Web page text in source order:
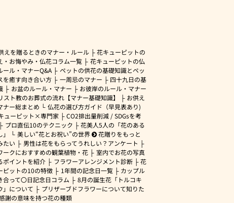
えを贈るときのマナー・ルール
花キューピットの
・お悔やみ・仏花コラム一覧
花キューピットの仏
ール・マナーQ&A
ペットの供花の基礎知識とペッ
を癒す向き合い方
一周忌のマナー
四十九日の基
お盆のルール・マナー
お彼岸のルール・マナー
スト教のお葬式の流れ【マナー基礎知識】
お供え
ナー総まとめ
仏花の選び方ガイド（早見表あり)
ューピット×専門家
CO2排出量削減 / SDGsを考
プロ直伝10のテクニック
花美人5人の「花のある
美しい“花とお祝い”の世界
花贈りをもっと
たい
男性は花をもらってうれしい？アンケート
ークにおすすめの観葉植物・花
室内でお花の写真
ポイントを紹介
フラワーアレンジメント診断
花
ピットの10の特徴
1年間の記念日一覧
カップル
合って〇日記念日コラム
8月の誕生花「トルコキ
」について
プリザーブドフラワーについて知りた
謝の意味を持つ花の種類